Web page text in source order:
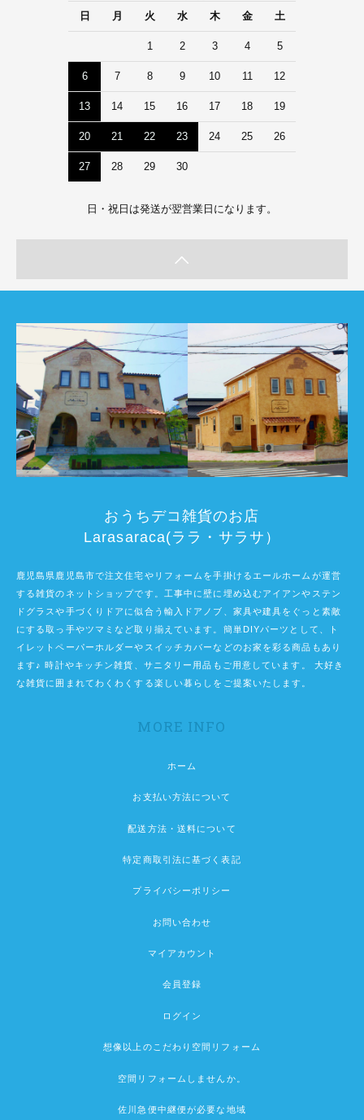
日
月 火 水 木 金 土
1 2 3 4 5
6 7 8 9 10 11 12
13 14 15 16 17 18 19
20 21 22 23 24 25 26
27 28 29 30
日・祝日は発送が翌営業日になります。
おうちデコ雑貨のお店
Larasaraca(ララ・サラサ）
鹿児島県鹿児島市で注文住宅やリフォームを手掛けるエールホームが運営
する雑貨のネットショップです。工事中に壁に埋め込むアイアンやステン
ドグラスや手づくりドアに似合う輸入ドアノブ、家具や建具をぐっと素敵
にする取っ手やツマミなど取り揃えています。簡単DIYパーツとして、ト
イレットペーパーホルダーやスイッチカバーなどのお家を彩る商品もあり
ます♪ 時計やキッチン雑貨、サニタリー用品もご用意しています。 大好き
な雑貨に囲まれてわくわくする楽しい暮らしをご提案いたします。
MORE INFO
ホーム
お支払い方法について
配送方法・送料について
特定商取引法に基づく表記
プライバシーポリシー
お問い合わせ
マイアカウント
会員登録
ログイン
想像以上のこだわり空間リフォーム
空間リフォームしませんか。
佐川急便中継便が必要な地域